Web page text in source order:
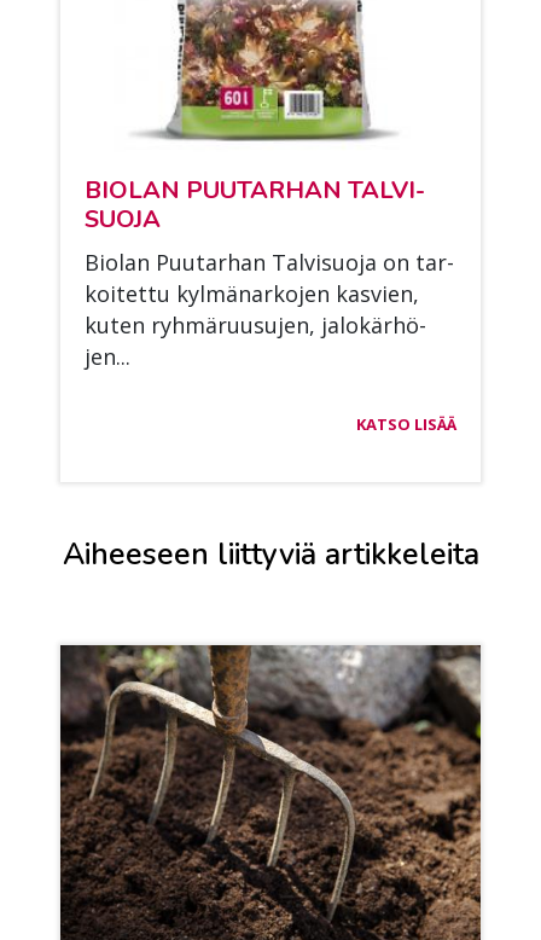
BIO­LAN PUU­TAR­HAN TAL­VI­
SUO­JA
Bio­lan Puu­tar­han Tal­vi­suo­ja on tar­
koi­tet­tu kyl­mä­nar­ko­jen kas­vien,
ku­ten ryh­mä­ruusu­jen, ja­lo­kär­hö­
jen...
KATSO LISÄÄ
Aiheeseen liittyviä artikkeleita